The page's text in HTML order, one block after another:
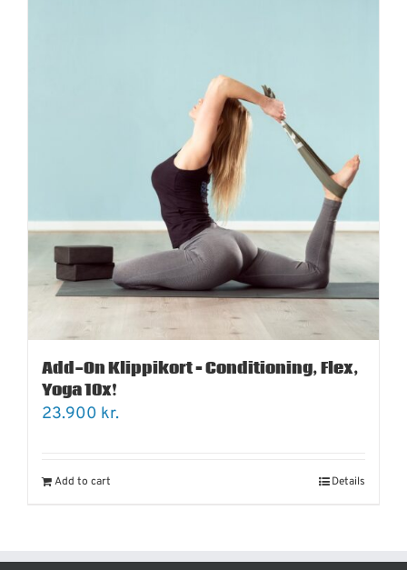
Add-On Klippikort – Conditioning, Flex,
Yoga 10x!
23.900 kr.
Add to cart Details